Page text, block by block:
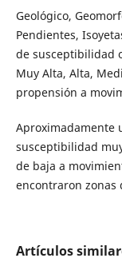
Geológico,
Pendientes,
de susceptibilidad
Muy Alta, Alta,
propensión a
Aproximadamente
susceptibilidad
de baja a
encontraron
Artículos